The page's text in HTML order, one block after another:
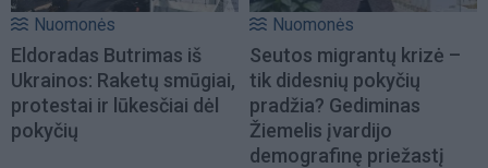
Nuomonės
Eldoradas Butrimas iš
Ukrainos: Raketų smūgiai,
protestai ir lūkesčiai dėl
pokyčių
Nuomonės
Seutos migrantų krizė –
tik didesnių pokyčių
pradžia? Gediminas
Žiemelis įvardijo
demografinę priežastį